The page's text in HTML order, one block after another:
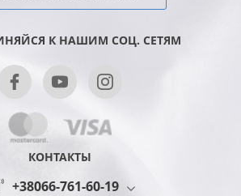
К НАШИМ СОЦ. СЕТЯМ
КОНТАКТЫ
+38066-761-60-19